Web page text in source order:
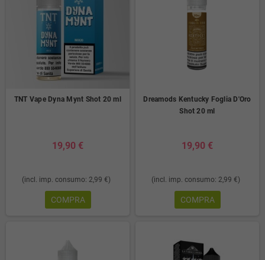
TNT Vape Dyna Mynt Shot 20 ml
19,90 €
(incl. imp. consumo: 2,99 €)
COMPRA
Dreamods Kentucky Foglia D'Oro
Shot 20 ml
19,90 €
(incl. imp. consumo: 2,99 €)
COMPRA